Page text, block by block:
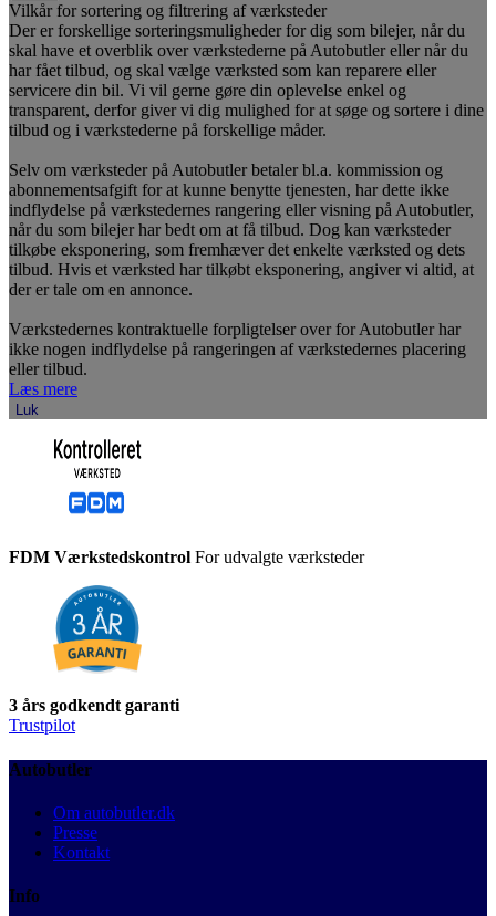
Vilkår for sortering og filtrering af værksteder
Der er forskellige sorteringsmuligheder for dig som bilejer, når du
skal have et overblik over værkstederne på Autobutler eller når du
har fået tilbud, og skal vælge værksted som kan reparere eller
servicere din bil. Vi vil gerne gøre din oplevelse enkel og
transparent, derfor giver vi dig mulighed for at søge og sortere i dine
tilbud og i værkstederne på forskellige måder.
Selv om værksteder på Autobutler betaler bl.a. kommission og
abonnementsafgift for at kunne benytte tjenesten, har dette ikke
indflydelse på værkstedernes rangering eller visning på Autobutler,
når du som bilejer har bedt om at få tilbud. Dog kan værksteder
tilkøbe eksponering, som fremhæver det enkelte værksted og dets
tilbud. Hvis et værksted har tilkøbt eksponering, angiver vi altid, at
der er tale om en annonce.
Værkstedernes kontraktuelle forpligtelser over for Autobutler har
ikke nogen indflydelse på rangeringen af værkstedernes placering
eller tilbud.
Læs mere
Luk
FDM Værkstedskontrol For udvalgte værksteder
3 års godkendt garanti
Trustpilot
Autobutler
Om autobutler.dk
Presse
Kontakt
Info